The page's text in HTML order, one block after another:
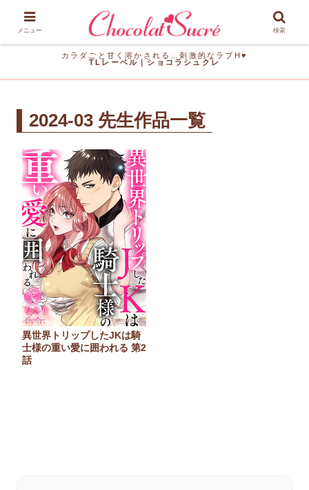
カラダごと甘く溶かされる…刺激的なラブH♥
TLレーベル｜ショコラシュクレ
2024-03 先生作品一覧
異世界トリップしたJKは騎
士様の重い愛に囲われる 第2
話
メニュー 検索